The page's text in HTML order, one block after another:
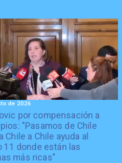
por compensación a
"Pasamos de Chile
Chile a Chile ayuda al
11 donde están las
más ricas"
de 2026